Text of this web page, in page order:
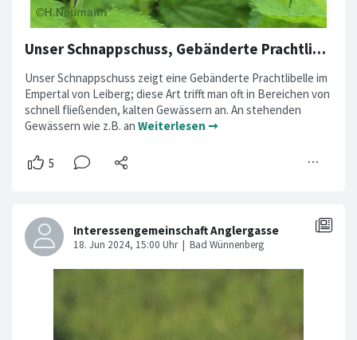
Unser Schnappschuss, Gebänderte Prachtlibelle im Empertal
Unser Schnappschuss zeigt eine Gebänderte Prachtlibelle im
Empertal von Leiberg; diese Art trifft man oft in Bereichen von
schnell fließenden, kalten Gewässern an. An stehenden
Gewässern wie z.B. an Weiterlesen ➞